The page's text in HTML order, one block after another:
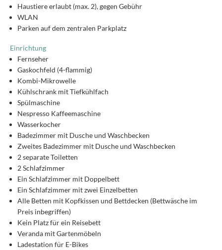
Haustiere erlaubt (max. 2), gegen Gebühr
WLAN
Parken auf dem zentralen Parkplatz
Einrichtung
Fernseher
Gaskochfeld (4-flammig)
Kombi-Mikrowelle
Kühlschrank mit Tiefkühlfach
Spülmaschine
Nespresso Kaffeemaschine
Wasserkocher
Badezimmer mit Dusche und Waschbecken
Zweites Badezimmer mit Dusche und Waschbecken
2 separate Toiletten
2 Schlafzimmer
Ein Schlafzimmer mit Doppelbett
Ein Schlafzimmer mit zwei Einzelbetten
Alle Betten mit Kopfkissen und Bettdecken (Bettwäsche im
Preis inbegriffen)
Kein Platz für ein Reisebett
Veranda mit Gartenmöbeln
Ladestation für E-Bikes